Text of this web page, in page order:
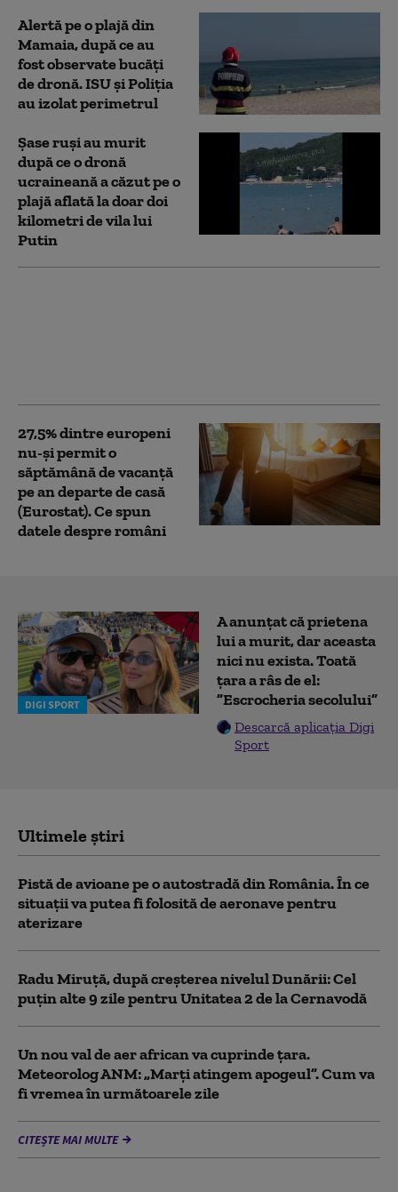
Alertă pe o plajă din
Mamaia, după ce au
fost observate bucăți
de dronă. ISU și Poliția
au izolat perimetrul
Șase ruși au murit
după ce o dronă
ucraineană a căzut pe o
plajă aflată la doar doi
kilometri de vila lui
Putin
27,5% dintre europeni
nu-şi permit o
săptămână de vacanţă
pe an departe de casă
(Eurostat). Ce spun
datele despre români
DIGI SPORT
A anunțat că prietena
lui a murit, dar aceasta
nici nu exista. Toată
țara a râs de el:
”Escrocheria secolului”
Descarcă aplicația Digi
Sport
Ultimele știri
Pistă de avioane pe o autostradă din România. În ce
situații va putea fi folosită de aeronave pentru
aterizare
Radu Miruță, după creșterea nivelul Dunării: Cel
puțin alte 9 zile pentru Unitatea 2 de la Cernavodă
Un nou val de aer african va cuprinde țara.
Meteorolog ANM: „Marți atingem apogeul”. Cum va
fi vremea în următoarele zile
CITEȘTE MAI MULTE